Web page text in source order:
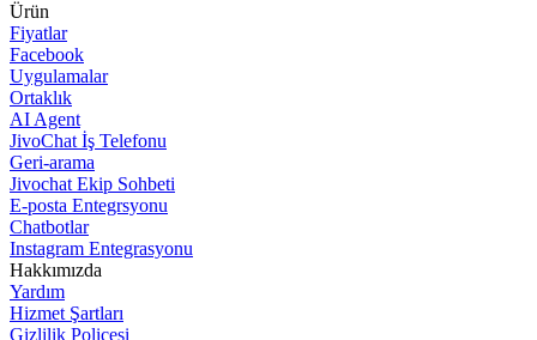
Ürün
Fiyatlar
Facebook
Uygulamalar
Ortaklık
AI Agent
JivoChat İş Telefonu
Geri-arama
Jivochat Ekip Sohbeti
E-posta Entegrsyonu
Chatbotlar
Instagram Entegrasyonu
Hakkımızda
Yardım
Hizmet Şartları
Gizlilik Poliçesi